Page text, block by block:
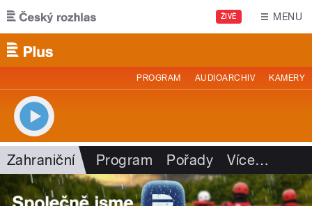
Přejít k hlavnímu obsahu
ŽIVĚ MENU
PROGRAM AUDIOARCHIV KAMERY
Zahraniční Program Pořady Více…